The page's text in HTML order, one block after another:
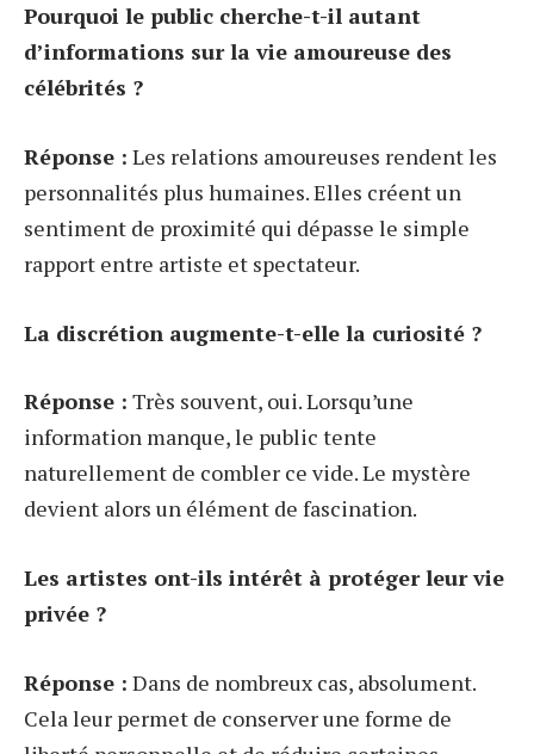
Pourquoi le public cherche-t-il autant
d’informations sur la vie amoureuse des
célébrités ?
Réponse : Les relations amoureuses rendent les
personnalités plus humaines. Elles créent un
sentiment de proximité qui dépasse le simple
rapport entre artiste et spectateur.
La discrétion augmente-t-elle la curiosité ?
Réponse : Très souvent, oui. Lorsqu’une
information manque, le public tente
naturellement de combler ce vide. Le mystère
devient alors un élément de fascination.
Les artistes ont-ils intérêt à protéger leur vie
privée ?
Réponse : Dans de nombreux cas, absolument.
Cela leur permet de conserver une forme de